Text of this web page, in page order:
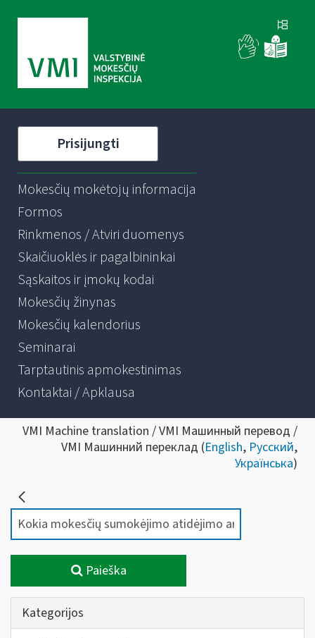
Prisijungti
Mokesčių mokėtojų informacija
Formos
Rinkmenos / Atviri duomenys
Skaičiuoklės ir pagalbininkai
Sąskaitos ir įmokų kodai
Mokesčių žinynas
Mokesčių kalendorius
Seminarai
Tarptautinis apmokestinimas
Kontaktai / Apklausa
VMI Machine translation / VMI Машинный перевод /
VMI Машинний переклад (English, Русский,
Українська)
Paieška
Kategorijos